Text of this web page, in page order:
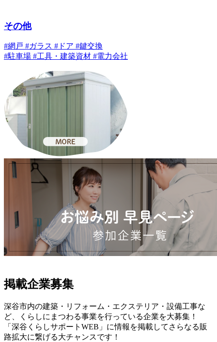
その他
#網戸 #ガラス #ドア #鍵交換
#駐車場 #工具・建築資材 #電力会社
掲載企業募集
深谷市内の建築・リフォーム・エクステリア・設備工事な
ど、くらしにまつわる事業を行っている企業を大募集！
「深谷くらしサポートWEB」に情報を掲載してさらなる販
路拡大に繋げる大チャンスです！